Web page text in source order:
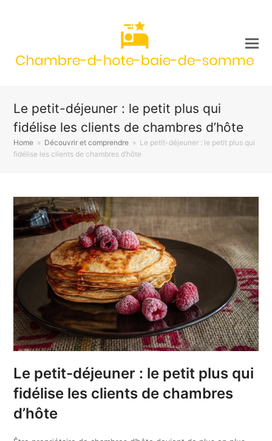
Le petit-déjeuner : le petit plus qui
fidélise les clients de chambres d’hôte
Home » Découvrir et comprendre » Le petit-déjeuner : le petit plus qui
fidélise les clients de chambres d’hôte
Le petit-déjeuner : le petit plus qui
fidélise les clients de chambres
d’hôte